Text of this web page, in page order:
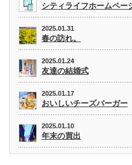
シティライフホームペ
2025.01.31
春の訪れ。
2025.01.24
友達の結婚式
2025.01.17
おいしいチーズバーガー
2025.01.10
年末の買出